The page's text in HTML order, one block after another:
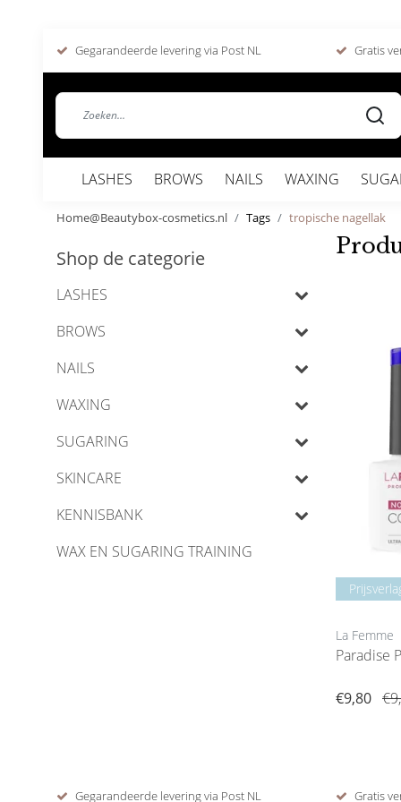
Gegarandeerde levering via Post NL Gratis
LASHES BROWS NAILS WAXING
Home@Beautybox-cosmetics.nl Tags tropische nagellak
Shop de categorie
LASHES
BROWS
NAILS
WAXING
SUGARING
SKINCARE
KENNISBANK
WAX EN SUGARING TRAINING
La Femme
Paradise
€9,80
Gegarandeerde levering via Post NL Gratis